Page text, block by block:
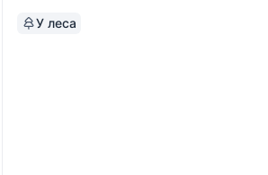
У леса